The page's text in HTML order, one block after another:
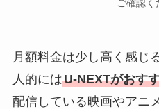
ご確認く
月額料金は少し高く感じ
人的にはU-NEXTがおす
配信している映画やアニ